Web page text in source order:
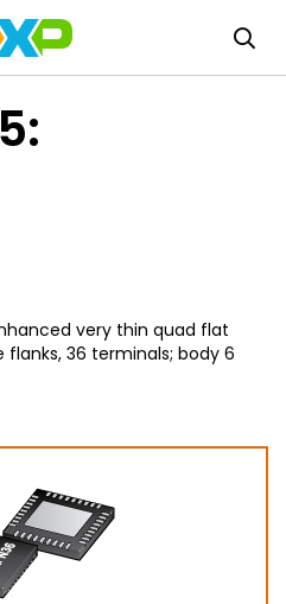
very thin quad flat
36 terminals; body 6